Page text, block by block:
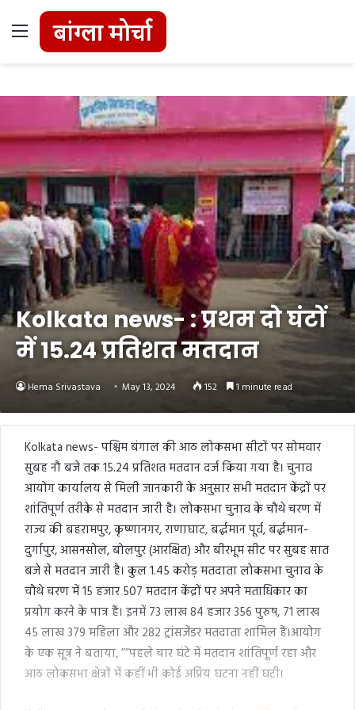
Menu
Kolkata news- : प्रथम दो घंटों
में 15.24 प्रतिशत मतदान
Hema Srivastava May 13, 2024 152 1 minute read
Kolkata news- पश्चिम बंगाल की आठ लोकसभा सीटों पर सोमवार
सुबह नौ बजे तक 15.24 प्रतिशत मतदान दर्ज किया गया है। चुनाव
आयोग कार्यालय से मिली जानकारी के अनुसार सभी मतदान केंद्रों पर
शांतिपूर्ण तरीके से मतदान जारी है। लोकसभा चुनाव के चौथे चरण में
राज्य की बहरामपुर, कृष्णानगर, राणाघाट, बर्द्धमान पूर्व, बर्द्धमान-
दुर्गापुर, आसनसोल, बोलपुर (आरक्षित) और बीरभूम सीट पर सुबह सात
बजे से मतदान जारी है। कुल 1.45 करोड़ मतदाता लोकसभा चुनाव के
चौथे चरण में 15 हजार 507 मतदान केंद्रों पर अपने मताधिकार का
प्रयोग करने के पात्र हैं। इनमें 73 लाख 84 हजार 356 पुरुष, 71 लाख
45 लाख 379 महिला और 282 ट्रांसजेंडर मतदाता शामिल हैं।आयोग
के एक सूत्र ने बताया, ””पहले चार घंटे में मतदान शांतिपूर्ण रहा और
आठ लोकसभा क्षेत्रों में कहीं भी कोई अप्रिय घटना नहीं घटी।